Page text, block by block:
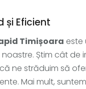
și Eficient
Timișoara este
Știm cât de
ne străduim să
Mai mult,